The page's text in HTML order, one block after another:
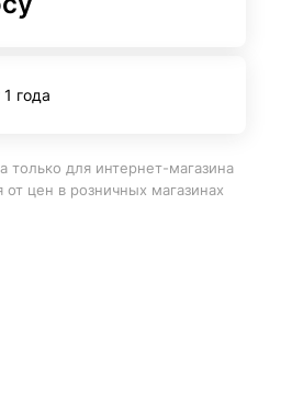
1 года
только для интернет-магазина
от цен в розничных магазинах